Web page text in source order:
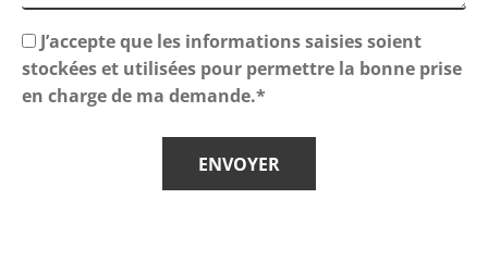
J’accepte que les informations saisies soient
stockées et utilisées pour permettre la bonne prise
en charge de ma demande.*